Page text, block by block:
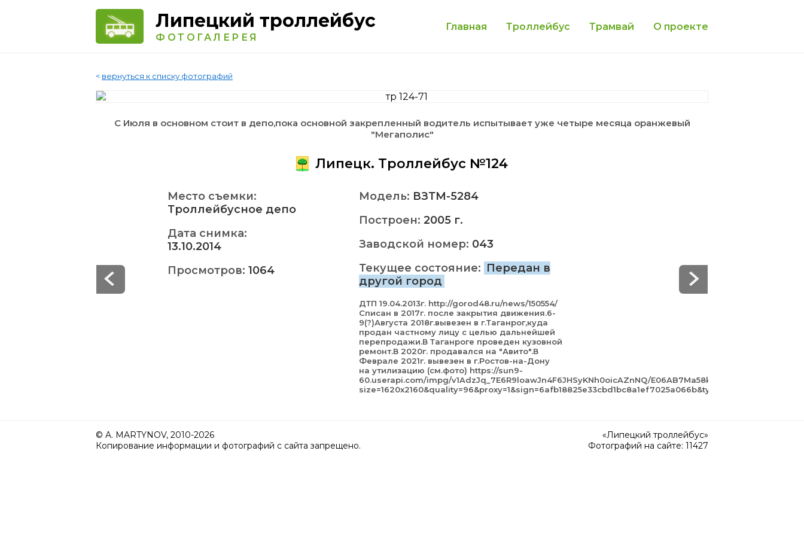
Липецкий троллейбус
ФОТОГАЛЕРЕЯ
Главная Троллейбус Трамвай О проекте
< вернуться к списку фотографий
С Июля в основном стоит в депо,пока основной закрепленный водитель испытывает уже четыре месяца оранжевый
"Мегаполис"
Липецк. Троллейбус №124
Место съемки:
Троллейбусное депо
Дата снимка:
13.10.2014
Просмотров: 1064
Модель: ВЗТМ-5284
Построен: 2005 г.
Заводской номер: 043
Текущее состояние: Передан в
другой город
ДТП 19.04.2013г. http://gorod48.ru/news/150554/
Списан в 2017г. после закрытия движения.6-
9(?)Августа 2018г.вывезен в г.Таганрог,куда
продан частному лицу с целью дальнейшей
перепродажи.В Таганроге проведен кузовной
ремонт.В 2020г. продавался на "Авито".В
Феврале 2021г. вывезен в г.Ростов-на-Дону
на утилизацию (см.фото) https://sun9-
60.userapi.com/impg/v1AdzJq_7E6R9loawJn4F6JHSyKNh0oicAZnNQ/E06AB7Ma58k.jpg?
size=1620x2160&quality=96&proxy=1&sign=6afb18825e33cbd1bc8a1ef7025a066b&type=album
© A. MARTYNOV, 2010-2026
Копирование информации и фотографий с сайта запрещено.
«Липецкий троллейбус»
Фотографий на сайте: 11427